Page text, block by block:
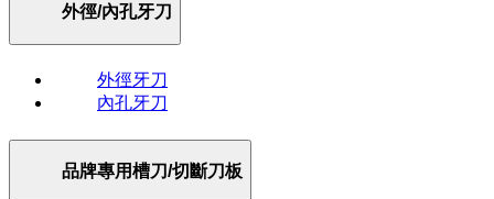
外徑/內孔牙刀
外徑牙刀
內孔牙刀
品牌專用槽刀/切斷刀板